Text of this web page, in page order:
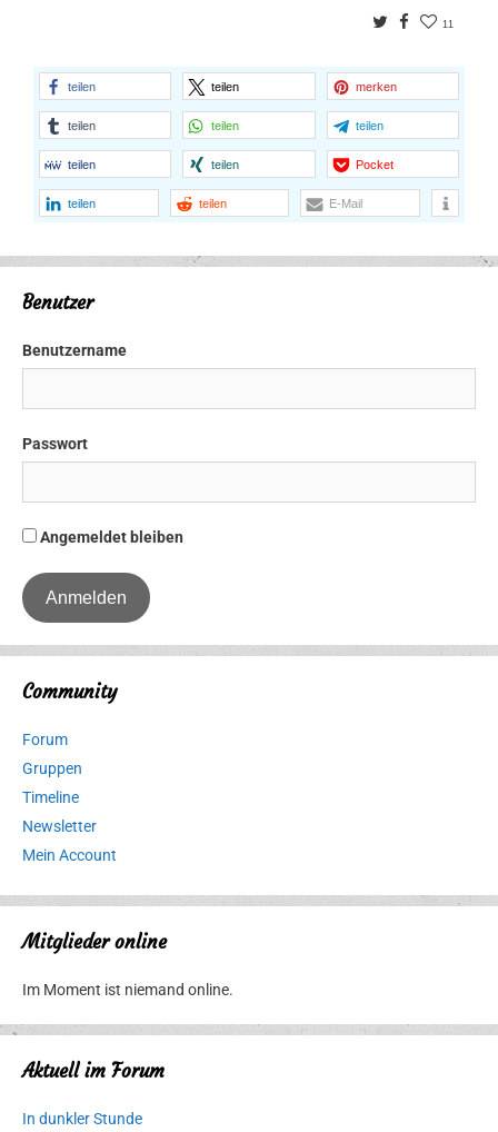
TwitterFacebook
11
teilen teilen merken
teilen teilen teilen
teilen teilen Pocket
teilen teilen E-Mail
Benutzer
Benutzername
Passwort
Angemeldet bleiben
Community
Forum
Gruppen
Timeline
Newsletter
Mein Account
Mitglieder online
Im Moment ist niemand online.
Aktuell im Forum
In dunkler Stunde